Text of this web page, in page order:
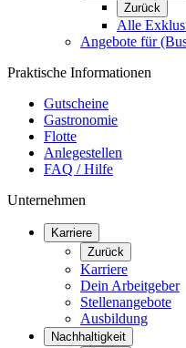
Zurück
Alle
Angebote für
Praktische Informationen
Gutscheine
Gastronomie
Flotte
Anlegestellen
FAQ / Hilfe
Unternehmen
Karriere
Zurück
Karriere
Dein Arbeitgeber
Stellenangebote
Ausbildung
Nachhaltigkeit